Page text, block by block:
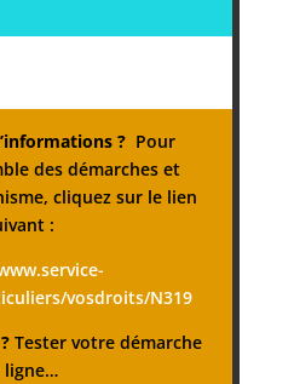
? Pour
des démarches et
cliquez sur le lien
:
vosdroits/N319
?Tester votre démarche
ligne…